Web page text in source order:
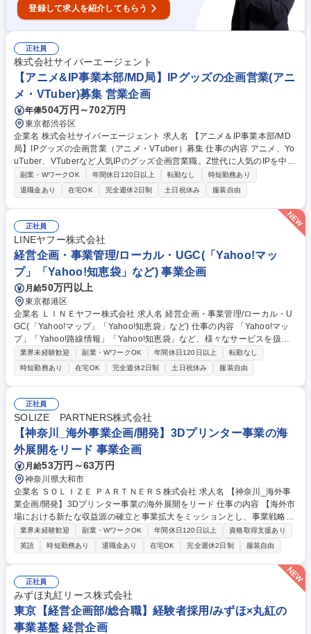
登録して求人を紹介してもらう
正社員
株式会社サイバーエージェント
【アニメ&IP事業本部/MD局】IPグッズの企画営業(アニ
メ・VTuber)募集 営業企画
年俸504万円～702万円
東京都渋谷区
企業名 株式会社サイバーエージェント 求人名 【アニメ＆IP事業本部/MD
局】IPグッズの企画営業（アニメ・VTuber）募集 仕事の内容 アニメ、Yo
uTuber、VTuberなど人気IPのグッズ企画営業職。Z世代に人気のIPを中心
に、食玩、くじ、タイアップイベント、アパレルコラボまで、ファンのニ
ーズに応える商品の企画・開発をお任せします。 【具体的な業務】 IPを
活用した玩具菓子や雑貨をはじめとするグッズやイベントの開発・企画を
担当。 版元（IPホルダー）への営業やプロジェクトマネジメント、書き下
ろしイラストのディレクション、商品内容の決定、マーケティング、流通
戦略の立案、予算管理まで、幅広く裁量を持って推進していただきます。
募集職種 【アニメ＆IP事業本部/MD局】IPグッズの企画営業（アニメ・VT
uber）募集
副業・WワークOK 年間休日120日以上 転勤なし
時短勤務あり
退職金あり
在宅OK 完全週休2日制 土日祝休み 服装自由
正社員
LINEヤフー株式会社
経営企画・事業管理/ローカル・UGC(「Yahoo!マッ
プ」「Yahoo!知恵袋」など) 事業企画
月給50万円以上
東京都港区
企業名 ＬＩＮＥヤフー株式会社 求人名 経営企画・事業管理/ローカル・U
GC(「Yahoo!マップ」「Yahoo!知恵袋」など) 仕事の内容 「Yahoo!マッ
プ」「Yahoo!路線情報」「Yahoo!知恵袋」など、様々なサービスを扱う
ローカル・UGC領域において、各事業の事業責任者とともに経営課題解決
に向けた企画・推進を担っていただきます。 各事業部の責任者や事業部
門、コーポレート部門と密接に連携し、事業運営における意思決定を支援
することで、重要な経営課題の特定から課題解決の推進までを担います。
また、経営管理のスペシャリストとしてP/LやKPIの適切な管理を通じて、
ローカル・UGC領域の持続的な成長を支援していただきます。 ※その他
業務詳細は求人下部に記載 募集職種 経営企画・事業管理/ローカル・UGC
(「Yahoo!マップ」「Yahoo!知恵袋」など)
業界未経験歓迎 副業・WワークOK 年間休日120日以上
転勤なし
時短勤務あり
在宅OK 完全週休2日制 土日祝休み 服装自由
正社員
SOLIZE PARTNERS株式会社
【神奈川_海外事業企画/開発】3Dプリンター事業の海
外展開をリード 事業企画
月給53万円～63万円
神奈川県大和市
企業名 ＳＯＬＩＺＥ ＰＡＲＴＮＥＲＳ株式会社 求人名 【神奈川_海外事
業企画/開発】3Dプリンター事業の海外展開をリード 仕事の内容 【海外市
場における新たな収益源の確立と事業拡大をミッションとし、事業戦略の
立案から実行までを一貫してリード】業務裁量が大きく、自ら描いたビジ
ネスデザインを形にできる点が本ポジションの醍醐味です。 【具体的な業
務内容】■海外市場の徹底的な調査と新規ビジネス戦略の立案 ■3Dプリン
ター関連ビジネスの海外向け事業モデル構築と推進 ■海外グループ会社や
現地サプライヤーとの連携体制構築 ■新規ビジネス創出のためのパートナ
ーシップ開拓と交渉 ■海外事業の事業計画策定、予実管理、進捗管理と改
善 ■海外展開における課題特定と解決策の立案・実行 募集職種 【神奈川_
海外事業企画/開発】3Dプリンター事業の海外展開をリード
業界未経験歓迎 副業・WワークOK 年間休日120日以上
資格取得支援あり
英語
時短勤務あり 退職金あり 在宅OK 完全週休2日制 服装自由
正社員
みずほ丸紅リース株式会社
東京【経営企画部/総合職】経験者採用/みずほ×丸紅の
事業基盤 経営企画